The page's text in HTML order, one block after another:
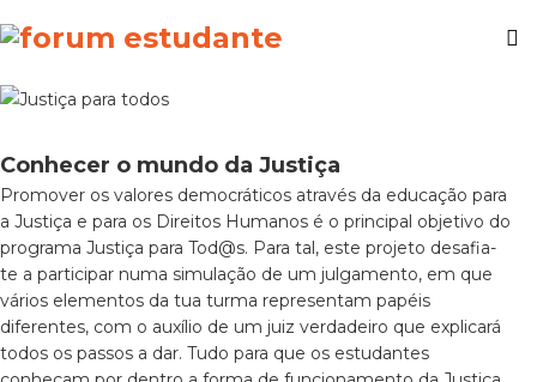
Conhecer o mundo da Justiça
Promover os valores democráticos através da educação para
a Justiça e para os Direitos Humanos é o principal objetivo do
programa Justiça para Tod@s. Para tal, este projeto desafia-
te a participar numa simulação de um julgamento, em que
vários elementos da tua turma representam papéis
diferentes, com o auxílio de um juiz verdadeiro que explicará
todos os passos a dar. Tudo para que os estudantes